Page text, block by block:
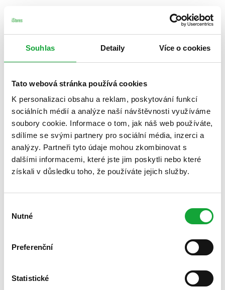
Souhlas Detaily Více o cookies
Tato webová stránka používá cookies
K personalizaci obsahu a reklam, poskytování funkcí
sociálních médií a analýze naší návštěvnosti využíváme
soubory cookie. Informace o tom, jak náš web používáte,
sdílíme se svými partnery pro sociální média, inzerci a
analýzy. Partneři tyto údaje mohou zkombinovat s
dalšími informacemi, které jste jim poskytli nebo které
získali v důsledku toho, že používáte jejich služby.
souhlasu
Nutné
Preferenční
Statistické